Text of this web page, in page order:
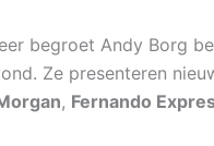
begroet Andy Borg
Ze presenteren
, Fernando